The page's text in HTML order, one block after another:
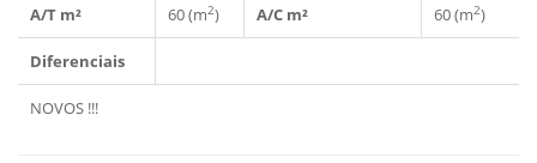
A/T m² 60 (m2) A/C m² 60 (m2)
Diferenciais
NOVOS !!!